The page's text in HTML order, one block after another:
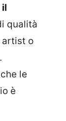
qualità
artist o
le
è